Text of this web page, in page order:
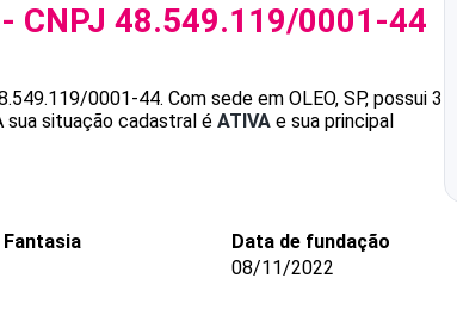
- CNPJ 48.549.119/0001-44
0001-44. Com sede em OLEO, SP, possui 3
sua situação cadastral é ATIVA e sua principal
Fantasia
Data de fundação
08/11/2022